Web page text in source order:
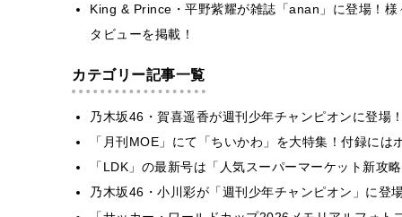
King & Prince・平野紫耀が雑誌「anan」に登場！
タビューを掲載！
カテゴリー記事一覧
乃木坂46・賀喜遥香が週刊少年チャンピオンに登
「月刊MOE」にて「ちいかわ」を大特集！付録に
「LDK」の最新号は「人気スーパーマーケット新
乃木坂46・小川彩が「週刊少年チャンピオン」に